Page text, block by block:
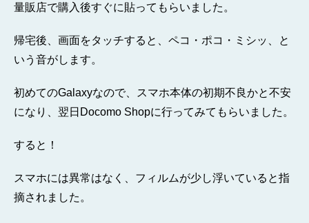
量販店で購入後すぐに貼ってもらいました。
帰宅後、画面をタッチすると、ペコ・ポコ・ミシッ、と
いう音がします。
初めてのGalaxyなので、スマホ本体の初期不良かと不安
になり、翌日Docomo Shopに行ってみてもらいました。
すると！
スマホには異常はなく、フィルムが少し浮いていると指
摘されました。